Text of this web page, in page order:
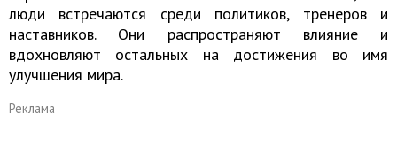
люди встречаются среди политиков, тренеров и
наставников. Они распространяют влияние и
вдохновляют остальных на достижения во имя
улучшения мира.
Реклама